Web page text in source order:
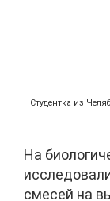
Студентка из
На
смесей на